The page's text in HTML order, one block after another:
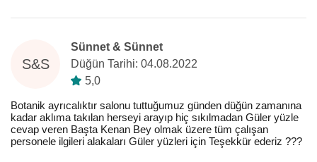
S&S
Sünnet & Sünnet
Düğün Tarihi: 04.08.2022
5,0
Botanik ayrıcalıktır salonu tuttuğumuz günden düğün zamanına
kadar aklıma takılan herseyi arayıp hiç sıkılmadan Güler yüzle
cevap veren Başta Kenan Bey olmak üzere tüm çalışan
personele ilgileri alakaları Güler yüzleri için Teşekkür ederiz ???